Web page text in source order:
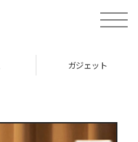
toggle
ガジェット